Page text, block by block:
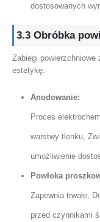
dostosowanych
3.3 Obróbka
Zabiegi
estetykę:
Anodowanie:
Proces
warstwy tlenku,
umożliwienie
Powłoka
Zapewnia trwałe,
przed czynnikami